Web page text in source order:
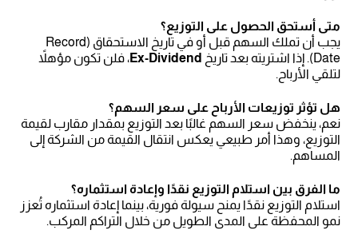
متى أستحق الحصول على التوزيع؟
يجب أن تملك السهم قبل أو في تاريخ الاستحقاق (Record
Date). إذا اشتريته بعد تاريخ
Ex-Dividend، فلن تكون مؤهلاً
لتلقي الأرباح.
هل تؤثر توزيعات الأرباح على سعر السهم؟
نعم، ينخفض سعر السهم غالبًا بعد التوزيع بمقدار مقارب لقيمة
التوزيع، وهذا أمر طبيعي يعكس انتقال القيمة من الشركة إلى
المساهم.
ما الفرق بين استلام التوزيع نقدًا وإعادة استثماره؟
استلام التوزيع نقدًا يمنح سيولة فورية، بينما إعادة استثماره تُعزز
نمو المحفظة على المدى الطويل من خلال التراكم المركب.